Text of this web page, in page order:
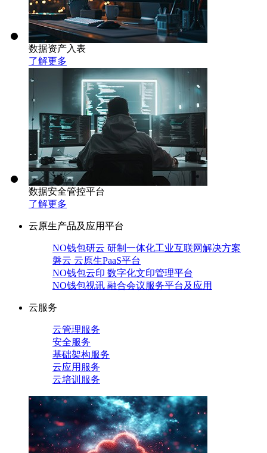
数据资产入表
了解更多
数据安全管控平台
了解更多
云原生产品及应用平台
NO钱包研云 研制一体化工业互联网解决方案
磐云 云原生PaaS平台
NO钱包云印 数字化文印管理平台
NO钱包视讯 融合会议服务平台及应用
云服务
云管理服务
安全服务
基础架构服务
云应用服务
云培训服务